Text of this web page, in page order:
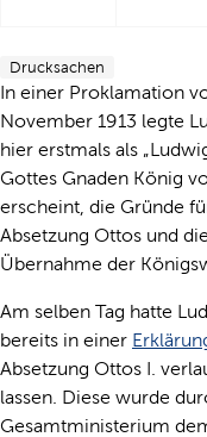
Drucksachen
In einer Proklamation
November 1913 legte
hier erstmals als
Gottes Gnaden König
erscheint, die Gründe
Absetzung Ottos und
Übernahme der
Am selben Tag hatte
bereits in einer
Absetzung Ottos I.
lassen. Diese wurde
Gesamtministerium